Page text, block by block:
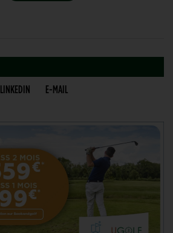
LINKEDIN E-MAIL